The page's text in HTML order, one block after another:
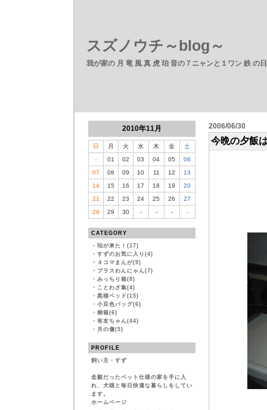
スズノウチ～blog～
我が家の 月 竜 風 真 虎 珀 音の７ニャンと１ワン 鉄 の
2010年11月
日 月 火 水 木 金
土
-
01 02 03 04 05
06
07
08 09 10 11 12
13
14
15 16 17 18 19
20
21
22 23 24 25 26
27
28
29 30 - - - -
CATEGORY
・ 珀が来た！(17)
・ すずのお気に入り(4)
・ ４コマまんが(9)
・ プラスわんにゃん(7)
・ みっちり箱(8)
・ ことわざ集(4)
・ 黒猫ベッド(15)
・ 小豆色バッグ(6)
・ 桐箱(6)
・ 有友ちゃん(44)
・ 月の傷(5)
PROFILE
飼い主・すず
念願だったペット仕様の家を手に入
れ、犬猫と毎日快適な暮らしをしてい
ます。
ホームページ
2006/06/30
今晩の夕飯